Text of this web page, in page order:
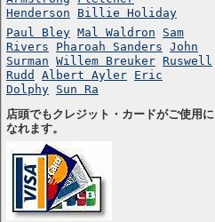
Henderson
Billie Holiday
Paul Bley Mal Waldron
Sam
Rivers
Pharoah Sanders John
Surman Willem Breuker Ruswell
Rudd
Albert Ayler Eric
Dolphy Sun Ra
店頭でもクレジット・カードがご使用に
なれます。